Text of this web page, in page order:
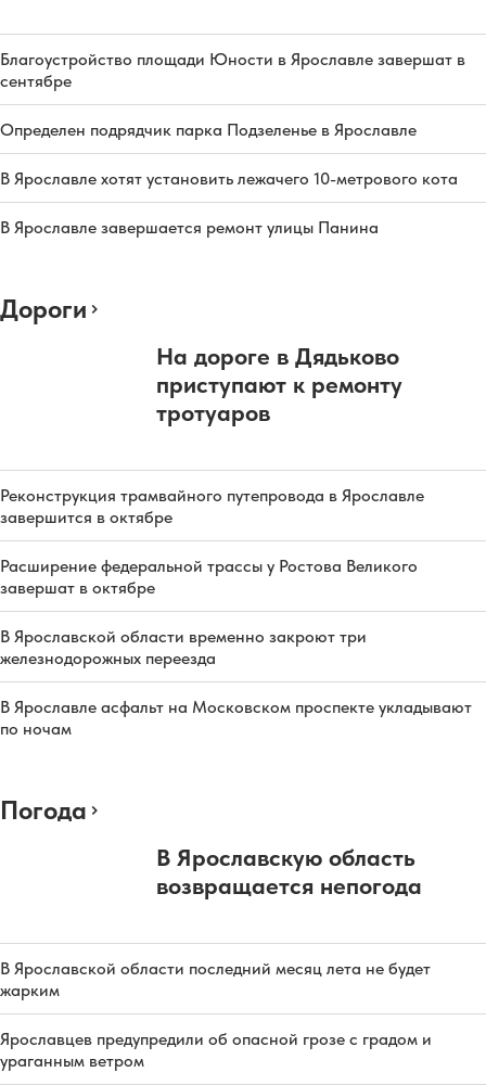
Благоустройство площади Юности в Ярославле завершат в
сентябре
Определен подрядчик парка Подзеленье в Ярославле
В Ярославле хотят установить лежачего 10-метрового кота
В Ярославле завершается ремонт улицы Панина
Дороги
На дороге в Дядьково
приступают к ремонту
тротуаров
Реконструкция трамвайного путепровода в Ярославле
завершится в октябре
Расширение федеральной трассы у Ростова Великого
завершат в октябре
В Ярославской области временно закроют три
железнодорожных переезда
В Ярославле асфальт на Московском проспекте укладывают
по ночам
Погода
В Ярославскую область
возвращается непогода
В Ярославской области последний месяц лета не будет
жарким
Ярославцев предупредили об опасной грозе с градом и
ураганным ветром